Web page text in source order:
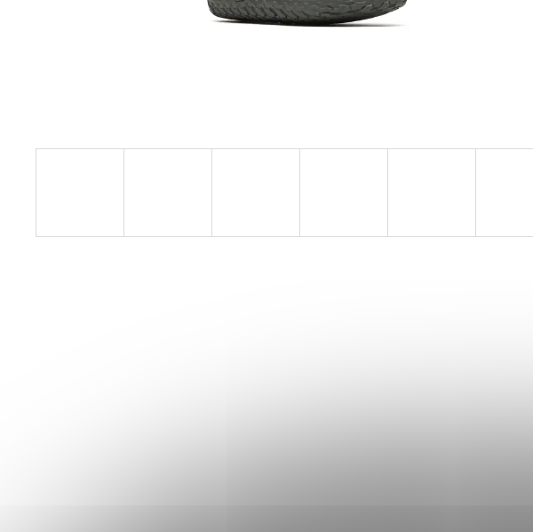
SAUCONY RIDE 14 RUNSHIELD SOLAR
BOTY CRAFT
3 990 Kč